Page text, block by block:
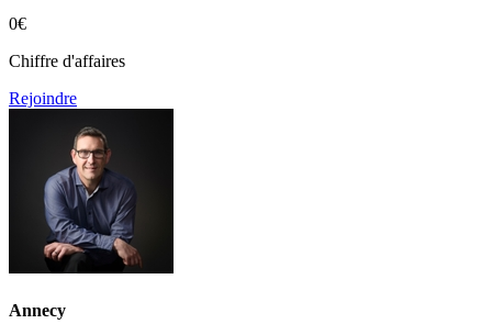
0€
Chiffre d'affaires
Rejoindre
Annecy